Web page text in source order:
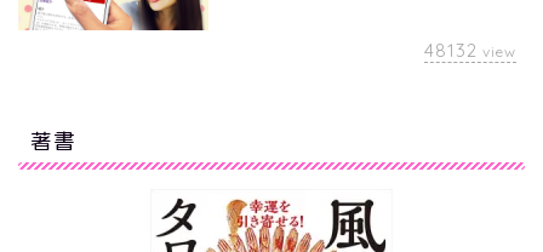
48132 view
著書